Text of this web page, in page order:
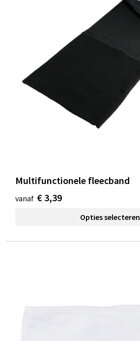
Multifunctionele fleecband
vanaf € 3,39
Opties selecteren